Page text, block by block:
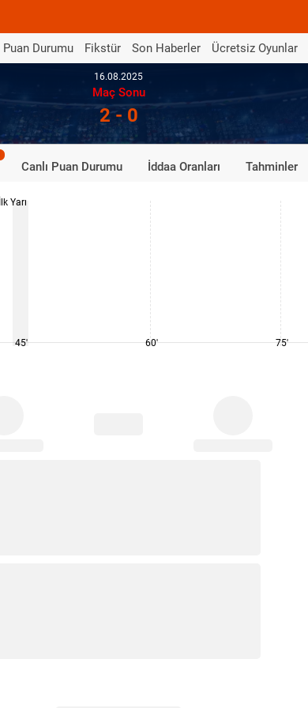
Puan Durumu Fikstür Son Haberler Ücretsiz Oyunlar
16.08.2025
Maç Sonu
2 - 0
Canlı Puan Durumu İddaa Oranları Tahminler
İlk Yarı
45' 60' 75'